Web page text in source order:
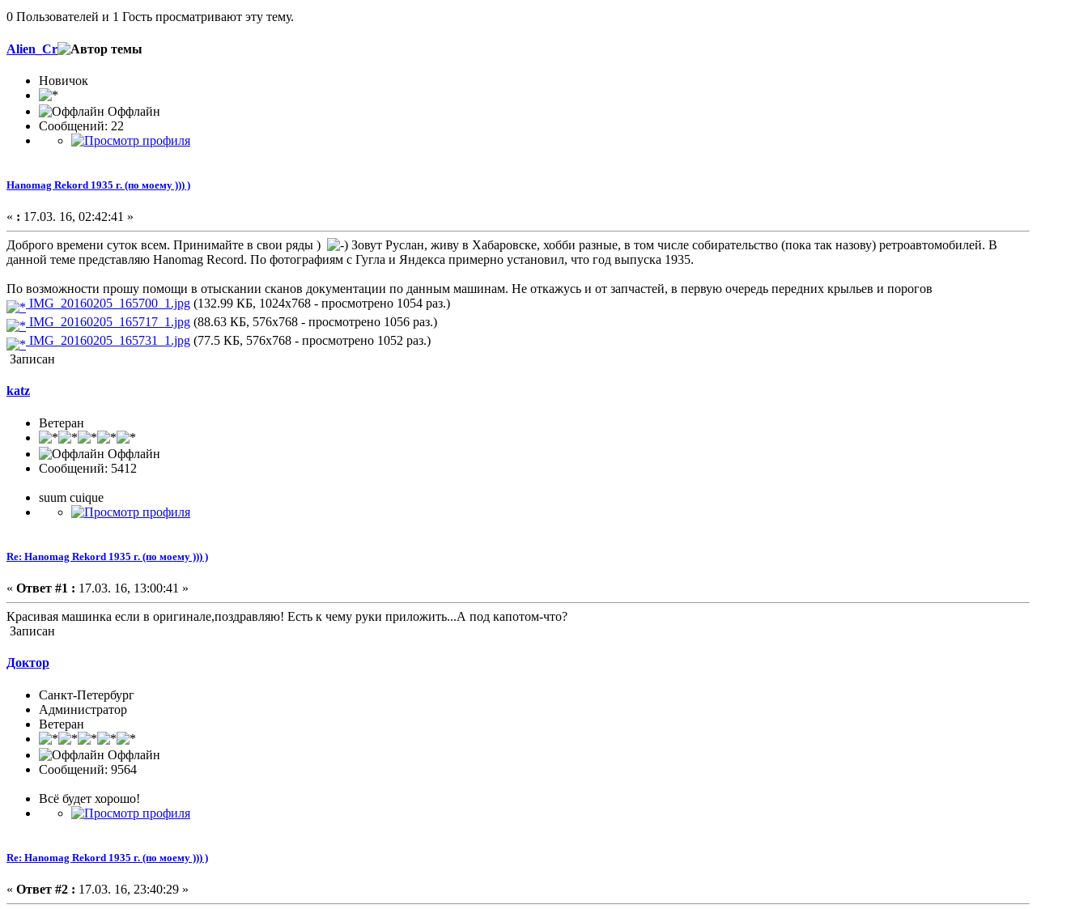
0 Пользователей и 1 Гость просматривают эту тему.
Alien_Cr
Новичок
Оффлайн
Сообщений: 22
Hanomag Rekord 1935 г. (по моему ))) )
« : 17.03. 16, 02:42:41 »
Доброго времени суток всем. Принимайте в свои ряды )
Зовут Руслан, живу в Хабаровске, хобби разные, в том числе собирательство (пока так назову) ретроавтомобилей. В
данной теме представляю Hanomag Record. По фотографиям с Гугла и Яндекса примерно установил, что год выпуска 1935.
По возможности прошу помощи в отыскании сканов документации по данным машинам. Не откажусь и от запчастей, в первую очередь передних крыльев и порогов
IMG_20160205_165700_1.jpg (132.99 КБ, 1024x768 - просмотрено 1054 раз.)
IMG_20160205_165717_1.jpg (88.63 КБ, 576x768 - просмотрено 1056 раз.)
IMG_20160205_165731_1.jpg (77.5 КБ, 576x768 - просмотрено 1052 раз.)
Записан
katz
Ветеран
Оффлайн
Сообщений: 5412
suum cuique
Re: Hanomag Rekord 1935 г. (по моему ))) )
« Ответ #1 : 17.03. 16, 13:00:41 »
Красивая машинка если в оригинале,поздравляю! Есть к чему руки приложить...А под капотом-что?
Записан
Доктор
Санкт-Петербург
Администратор
Ветеран
Оффлайн
Сообщений: 9564
Всё будет хорошо!
Re: Hanomag Rekord 1935 г. (по моему ))) )
« Ответ #2 : 17.03. 16, 23:40:29 »